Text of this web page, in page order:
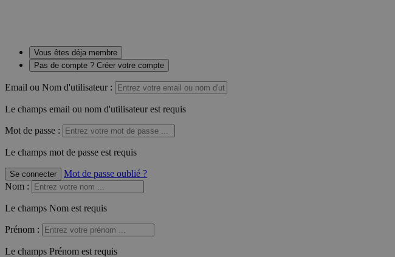
Vous êtes déja membre
Pas de compte ? Créer votre compte
Email ou Nom d'utilisateur :
Le champs email ou nom d'utilisateur est requis
Mot de passe :
Le champs mot de passe est requis
Se connecter
Mot de passe oublié ?
Nom :
Le champs Nom est requis
Prénom :
Le champs Prénom est requis